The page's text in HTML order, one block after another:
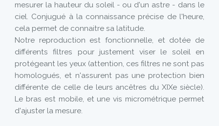
mesurer la hauteur du soleil - ou d'un astre - dans le
ciel. Conjugué à la connaissance précise de l'heure,
cela permet de connaitre sa latitude.
Notre reproduction est fonctionnelle, et dotée de
différents filtres pour justement viser le soleil en
protégeant les yeux (attention, ces filtres ne sont pas
homologués, et n'assurent pas une protection bien
différente de celle de leurs ancêtres du XIXe siècle).
Le bras est mobile, et une vis micrométrique permet
d'ajuster la mesure.